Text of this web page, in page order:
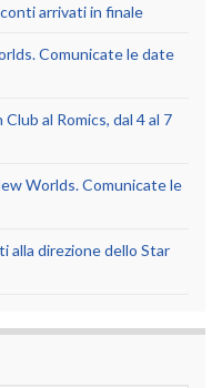
arrivati in finale
Comunicate le date
al Romics, dal 4 al 7
Worlds. Comunicate le
alla direzione dello Star